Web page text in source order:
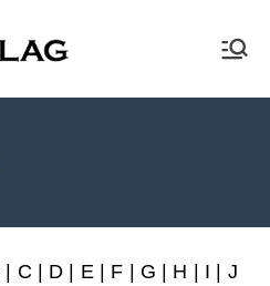
XEBAN-Verlag
C D E| F G H I
J